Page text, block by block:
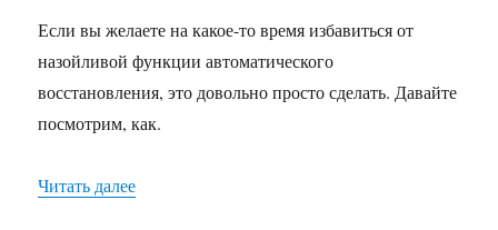
Если вы желаете на какое-то время избавиться от
назойливой функции автоматического
восстановления, это довольно просто сделать. Давайте
посмотрим, как.
Читать далее«Как отключить функцию автоматического